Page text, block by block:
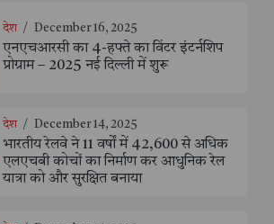
देश / December 16, 2025
एनएचआरसी का 4-हफ्ते का विंटर इंटर्नशिप
प्रोग्राम – 2025 नई दिल्ली में शुरू
देश / December 14, 2025
भारतीय रेलवे ने 11 वर्षों में 42,600 से अधिक
एलएचबी कोचों का निर्माण कर आधुनिक रेल
यात्रा को और सुरक्षित बनाया